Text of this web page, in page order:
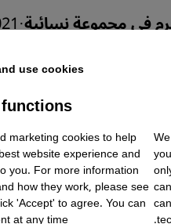
في مجموعة نسائية·
محرم -
use cookies.
marketing cookies to help
website experience and
you. For more information
how they work, please see
'Accept' to agree. You can
/ Facebook Connect
Twitter Embed
Instagram Embed
Youtube Embed
Google Maps Embed